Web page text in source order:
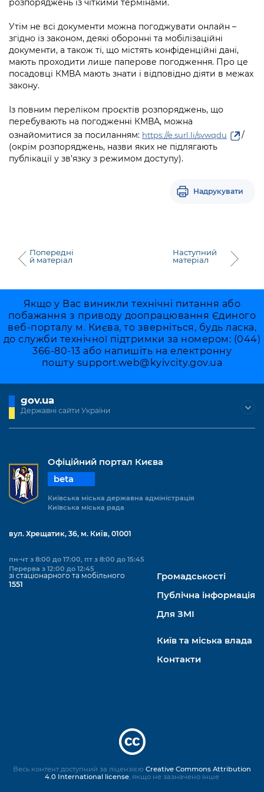
Підприємства, установи, організації
Kyiv International Relations
Річні звіти
Гендерна політика
Київська міська військова адміністрація
Безбар'єрність
Портал послуг
Міський застосунок Київ Цифровий
Важливе під час воєнного стану
Уряд» – місцевий рівень»
Важливе під час воєнного стану
Портал даних Києва
Публічні дашборди
розпоряджень із чіткими термінами.
Утім не всі документи можна погоджувати онлайн –
згідно із законом, деякі оборонні та мобілізаційні
документи, а також ті, що містять конфіденційні дані,
мають проходити лише паперове погодження. Про це
посадовці КМВА мають знати і відповідно діяти в межах
закону.
Із повним переліком проєктів розпоряджень, що
перебувають на погодженні КМВА, можна
ознайомитися за посиланням: https://e.surl.li/svwqdu
/
(окрім розпоряджень, назви яких не підлягають
публікації у зв'язку з режимом доступу).
Надрукувати
Попередні
й матеріал
Наступний
матеріал
Якщо у Вас виникли технічні питання або
побажання з приводу доопрацювання Єдиного
веб-порталу м. Києва, то зверніться, будь ласка,
до служби технічної підтримки за номером: (044)
366-80-13 або напишіть на електронну
пошту support.web@kyivcity.gov.ua
gov.ua
Державні сайти України
Офіційний портал Києва
beta
Київська міська державна адміністрація
Київська міська рада
вул. Хрещатик, 36, м. Київ, 01001
пн-чт з 8:00 до 17:00, пт з 8:00 до 15:45
Перерва з 12:00 до 12:45
зі стаціонарного та мобільного
1551
Громадськості
Публічна інформація
Для ЗМІ
Київ та міська влада
Контакти
Весь контент доступний за ліцензією Creative Commons Attribution
4.0 International license, якщо не зазначено інше